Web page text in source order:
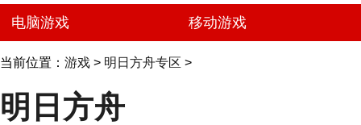
电脑游戏 移动游戏
当前位置： 游戏 > 明日方舟专区 >
明日方舟